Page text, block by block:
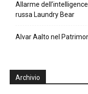
Allarme
russa Laundry Bear
Alvar Aalto nel
Archivio